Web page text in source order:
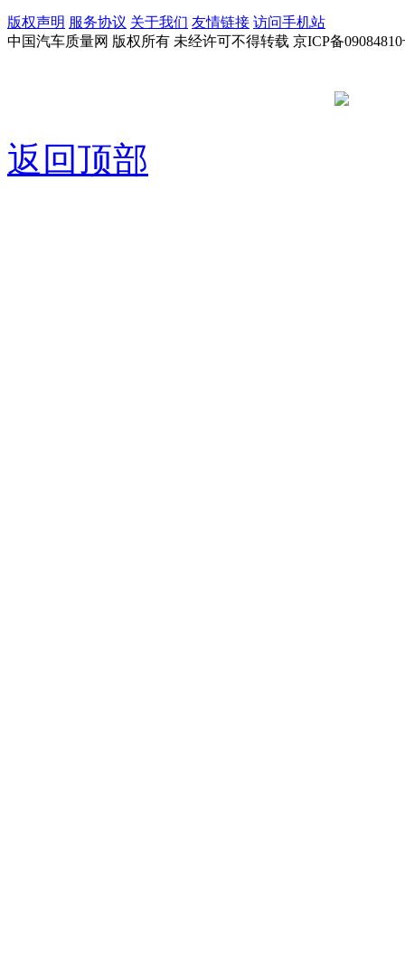
版权声明 服务协议 关于我们 友情链接 访问手机站
中国汽车质量网 版权所有 未经许可不得转载 京ICP备09084810
返回顶部